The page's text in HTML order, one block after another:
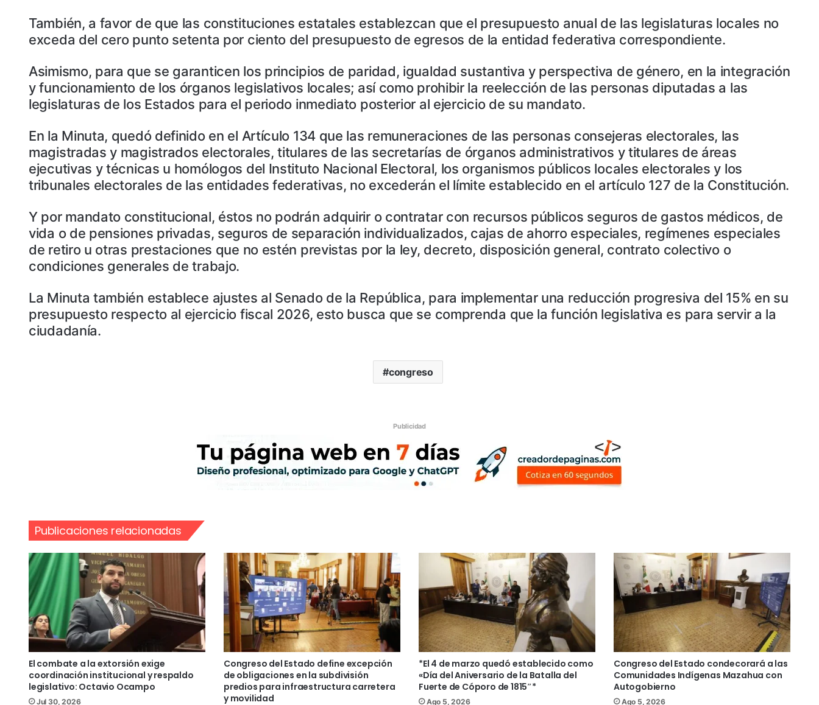
También, a favor de que las constituciones estatales establezcan que el presupuesto anual de las legislaturas locales no
exceda del cero punto setenta por ciento del presupuesto de egresos de la entidad federativa correspondiente.
Asimismo, para que se garanticen los principios de paridad, igualdad sustantiva y perspectiva de género, en la integración
y funcionamiento de los órganos legislativos locales; así como prohibir la reelección de las personas diputadas a las
legislaturas de los Estados para el periodo inmediato posterior al ejercicio de su mandato.
En la Minuta, quedó definido en el Artículo 134 que las remuneraciones de las personas consejeras electorales, las
magistradas y magistrados electorales, titulares de las secretarías de órganos administrativos y titulares de áreas
ejecutivas y técnicas u homólogos del Instituto Nacional Electoral, los organismos públicos locales electorales y los
tribunales electorales de las entidades federativas, no excederán el límite establecido en el artículo 127 de la Constitución.
Y por mandato constitucional, éstos no podrán adquirir o contratar con recursos públicos seguros de gastos médicos, de
vida o de pensiones privadas, seguros de separación individualizados, cajas de ahorro especiales, regímenes especiales
de retiro u otras prestaciones que no estén previstas por la ley, decreto, disposición general, contrato colectivo o
condiciones generales de trabajo.
La Minuta también establece ajustes al Senado de la República, para implementar una reducción progresiva del 15% en su
presupuesto respecto al ejercicio fiscal 2026, esto busca que se comprenda que la función legislativa es para servir a la
ciudadanía.
congreso
Publicidad
Publicaciones relacionadas
El combate a la extorsión exige
coordinación institucional y respaldo
legislativo: Octavio Ocampo
Jul 30, 2026
Congreso del Estado define excepción
de obligaciones en la subdivisión
predios para infraestructura carretera
y movilidad
*El 4 de marzo quedó establecido como
«Día del Aniversario de la Batalla del
Fuerte de Cóporo de 1815″*
Ago 5, 2026
Congreso del Estado condecorará a las
Comunidades Indígenas Mazahua con
Autogobierno
Ago 5, 2026